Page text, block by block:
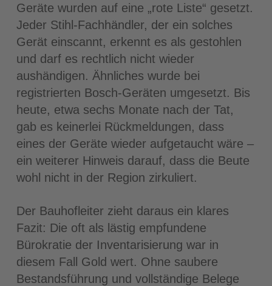
Geräte wurden auf eine „rote Liste“ gesetzt.
Jeder Stihl-Fachhändler, der ein solches
Gerät einscannt, erkennt es als gestohlen
und darf es rechtlich nicht wieder
aushändigen. Ähnliches wurde bei
registrierten Bosch-Geräten umgesetzt. Bis
heute, etwa sechs Monate nach der Tat,
gab es keinerlei Rückmeldungen, dass
eines der Geräte wieder aufgetaucht wäre –
ein weiterer Hinweis darauf, dass die Beute
wohl nicht in der Region zirkuliert.
Der Bauhofleiter zieht daraus ein klares
Fazit: Die oft als lästig empfundene
Bürokratie der Inventarisierung war in
diesem Fall Gold wert. Ohne saubere
Bestandsführung und vollständige Belege